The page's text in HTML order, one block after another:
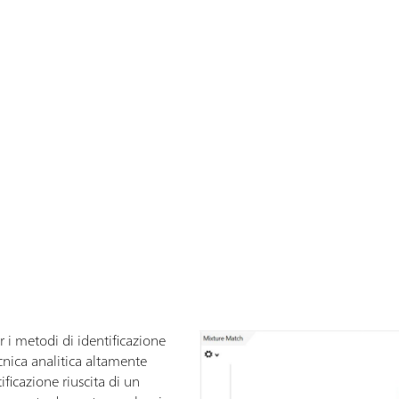
i metodi di identificazione
analitica altamente
riuscita di un